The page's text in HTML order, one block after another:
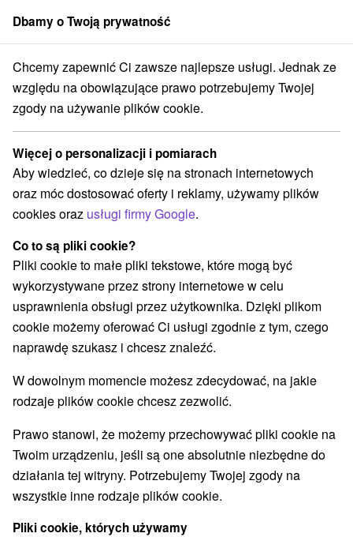
członek grupySorger
Ekskluzywny pobyt „nad słowackim morzem” z wyjątkowym
Ekskluzywny pobyt „nad
słowackim morzem” z wyjątkowym
światem wodnym i wellness
Thermal Šírava SPA Resort ★ ★ Kaluža
Wybierz datę
Przejdź do lokalizacji
doskonały·131 recenzji
Dbamy o Twoją prywatność
Chcemy zapewnić Ci zawsze najlepsze usługi. Jednak ze
względu na obowiązujące prawo potrzebujemy Twojej
zgody na używanie plików cookie.
Więcej o personalizacji i pomiarach
Aby wiedzieć, co dzieje się na stronach internetowych
oraz móc dostosować oferty i reklamy, używamy plików
cookies oraz usługi firmy Google.
Co to są pliki cookie?
Pliki cookie to małe pliki tekstowe, które mogą być
wykorzystywane przez strony internetowe w celu
usprawnienia obsługi przez użytkownika. Dzięki plikom
cookie możemy oferować Ci usługi zgodnie z tym, czego
naprawdę szukasz i chcesz znaleźć.
W dowolnym momencie możesz zdecydować, na jakie
rodzaje plików cookie chcesz zezwolić.
Prawo stanowi, że możemy przechowywać pliki cookie na
Twoim urządzeniu, jeśli są one absolutnie niezbędne do
działania tej witryny. Potrzebujemy Twojej zgody na
wszystkie inne rodzaje plików cookie.
Pliki cookie, których używamy